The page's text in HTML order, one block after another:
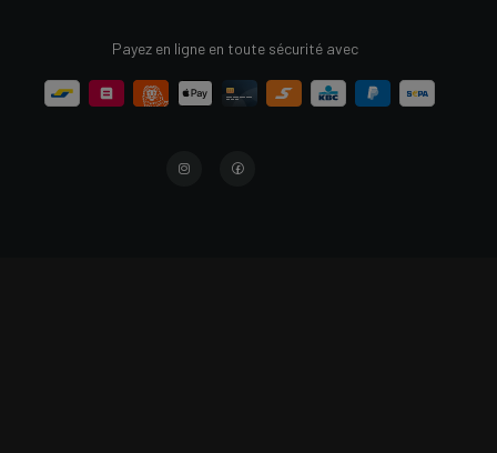
Payez en ligne en toute sécurité avec